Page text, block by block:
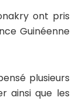
ont pris
Guinéenne
plusieurs
ainsi que les